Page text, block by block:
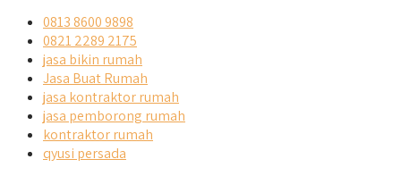
0813 8600 9898
0821 2289 2175
jasa bikin rumah
Jasa Buat Rumah
jasa kontraktor rumah
jasa pemborong rumah
kontraktor rumah
qyusi persada